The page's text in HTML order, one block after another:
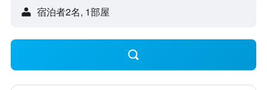
宿泊者2名, 1​部屋